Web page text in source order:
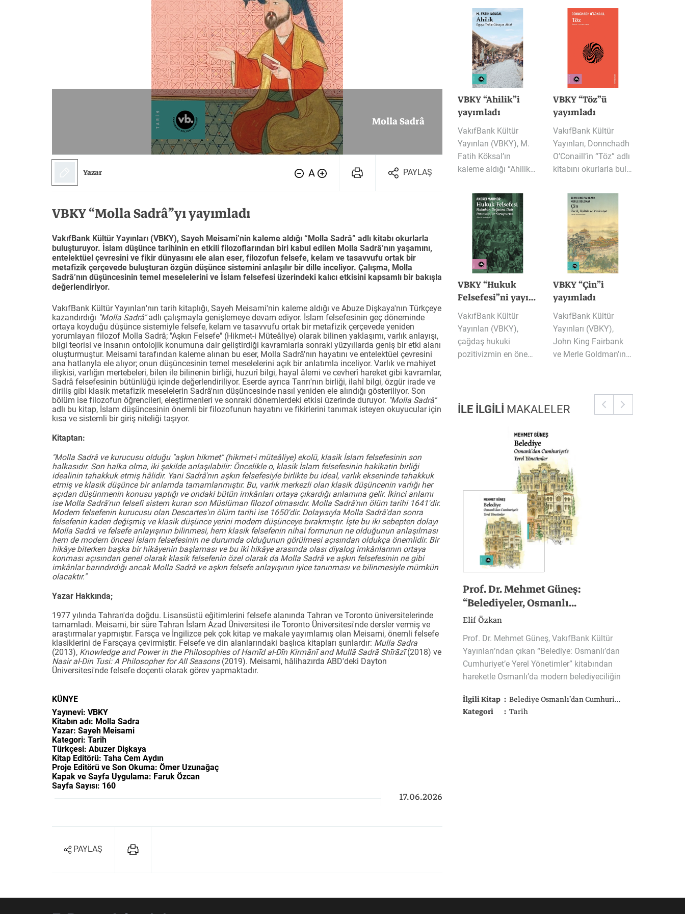
Bilim
Bilim
Felsefe
Tarih
Tarih
Tarih
Molla Sadrâ
Yazar PAYLAŞ
A
VBKY “Molla Sadrâ”yı yayımladı
VakıfBank Kültür Yayınları (VBKY), Sayeh Meisami’nin kaleme aldığı “Molla Sadrâ” adlı kitabı okurlarla
buluşturuyor. İslam düşünce tarihinin en etkili filozoflarından biri kabul edilen Molla Sadrâ’nın yaşamını,
entelektüel çevresini ve fikir dünyasını ele alan eser, filozofun felsefe, kelam ve tasavvufu ortak bir
metafizik çerçevede buluşturan özgün düşünce sistemini anlaşılır bir dille inceliyor. Çalışma, Molla
Sadrâ’nın düşüncesinin temel meselelerini ve İslam felsefesi üzerindeki kalıcı etkisini kapsamlı bir bakışla
değerlendiriyor.
VakıfBank Kültür Yayınları'nın tarih kitaplığı, Sayeh Meisami'nin kaleme aldığı ve Abuze Dişkaya'nın Türkçeye
kazandırdığı "Molla Sadrâ"adlı çalışmayla genişlemeye devam ediyor. İslam felsefesinin geç döneminde
ortaya koyduğu düşünce sistemiyle felsefe, kelam ve tasavvufu ortak bir metafizik çerçevede yeniden
yorumlayan filozof Molla Sadrâ; "Aşkın Felsefe" (Hikmet-i Müteâliye) olarak bilinen yaklaşımı, varlık anlayışı,
bilgi teorisi ve insanın ontolojik konumuna dair geliştirdiği kavramlarla sonraki yüzyıllarda geniş bir etki alanı
oluşturmuştur. Meisami tarafından kaleme alınan bu eser, Molla Sadrâ'nın hayatını ve entelektüel çevresini
ana hatlarıyla ele alıyor; onun düşüncesinin temel meselelerini açık bir anlatımla inceliyor. Varlık ve mahiyet
ilişkisi, varlığın mertebeleri, bilen ile bilinenin birliği, huzurî bilgi, hayal âlemi ve cevherî hareket gibi kavramlar,
Sadrâ felsefesinin bütünlüğü içinde değerlendiriliyor. Eserde ayrıca Tanrı'nın birliği, ilahî bilgi, özgür irade ve
diriliş gibi klasik metafizik meselelerin Sadrâ'nın düşüncesinde nasıl yeniden ele alındığı gösteriliyor. Son
bölüm ise filozofun öğrencileri, eleştirmenleri ve sonraki dönemlerdeki etkisi üzerinde duruyor. "Molla Sadrâ"
adlı bu kitap, İslam düşüncesinin önemli bir filozofunun hayatını ve fikirlerini tanımak isteyen okuyucular için
kısa ve sistemli bir giriş niteliği taşıyor.
Kitaptan:
"Molla Sadrâ ve kurucusu olduğu "aşkın hikmet" (hikmet-i müteâliye) ekolü, klasik İslam felsefesinin son
halkasıdır. Son halka olma, iki şekilde anlaşılabilir: Öncelikle o, klasik İslam felsefesinin hakikatin birliği
idealinin tahakkuk etmiş hâlidir. Yani Sadrâ'nın aşkın felsefesiyle birlikte bu ideal, varlık ekseninde tahakkuk
etmiş ve klasik düşünce bir anlamda tamamlanmıştır. Bu, varlık merkezli olan klasik düşüncenin varlığı her
açıdan düşünmenin konusu yaptığı ve ondaki bütün imkânları ortaya çıkardığı anlamına gelir. İkinci anlamı
ise Molla Sadrâ'nın felsefi sistem kuran son Müslüman filozof olmasıdır. Molla Sadrâ'nın ölüm tarihi 1641'dir.
Modern felsefenin kurucusu olan Descartes'ın ölüm tarihi ise 1650'dir. Dolayısıyla Molla Sadrâ'dan sonra
felsefenin kaderi değişmiş ve klasik düşünce yerini modern düşünceye bırakmıştır. İşte bu iki sebepten dolayı
Molla Sadrâ ve felsefe anlayışının bilinmesi, hem klasik felsefenin nihai formunun ne olduğunun anlaşılması
hem de modern öncesi İslam felsefesinin ne durumda olduğunun görülmesi açısından oldukça önemlidir. Bir
hikâye biterken başka bir hikâyenin başlaması ve bu iki hikâye arasında olası diyalog imkânlarının ortaya
konması açısından genel olarak klasik felsefenin özel olarak da Molla Sadrâ ve aşkın felsefesinin ne gibi
imkânlar barındırdığı ancak Molla Sadrâ ve aşkın felsefe anlayışının iyice tanınması ve bilinmesiyle mümkün
olacaktır."
Yazar Hakkında;
1977 yılında Tahran'da doğdu. Lisansüstü eğitimlerini felsefe alanında Tahran ve Toronto üniversitelerinde
tamamladı. Meisami, bir süre Tahran İslam Azad Üniversitesi ile Toronto Üniversitesi'nde dersler vermiş ve
araştırmalar yapmıştır. Farsça ve İngilizce pek çok kitap ve makale yayımlamış olan Meisami, önemli felsefe
klasiklerini de Farsçaya çevirmiştir. Felsefe ve din alanlarındaki başlıca kitapları şunlardır: Mulla Sadra
(2013), Knowledge and Power in the Philosophies of Hamīd al-Dīn Kirmānī and Mullā Sadrā Shīrāzī(2018) ve
Nasir al-Din Tusi: A Philosopher for All Seasons(2019). Meisami, hâlihazırda ABD'deki Dayton
Üniversitesi'nde felsefe doçenti olarak görev yapmaktadır.
KÜNYE
Yayınevi: VBKY
Kitabın adı: Molla Sadra
Yazar: Sayeh Meisami
Kategori: Tarih
Türkçesi: Abuzer Dişkaya
Kitap Editörü: Taha Cem Aydın
Proje Editörü ve Son Okuma: Ömer Uzunağaç
Kapak ve Sayfa Uygulama: Faruk Özcan
Sayfa Sayısı: 160
17.06.2026
PAYLAŞ
VBKY “Ahilik”i
yayımladı
VakıfBank Kültür
Yayınları (VBKY), M.
Fatih Köksal’ın
kaleme aldığı “Ahilik” adlı kitabı okurlarla buluşturuyor. Bu çalışma, Ahilik’i efsanelerin ve tekrar edilen kabullerin ötesine taşıyarak tarihî kaynaklar ışığında yeniden ele alıyor. Ahilik’in yalnızca geçmişte kalmış bir teşkilat değil; İslami ve tasavvufi kaynaklardan beslenen, dürüstlüğü, adaleti, liyakati, paylaşmayı ve insanı merkeze alan değerleriyle çağları aşan bir ahlak ve hayat anlayışı olduğunu gözler önüne seriyor.
VBKY “Töz”ü
yayımladı
VakıfBank Kültür
Yayınları, Donnchadh
O’Conaill’in “Töz” adlı
kitabını okurlarla buluşturuyor. Çağdaş töz tartışmalarını odağına alan eser, töz kavramını ontolojinin temel kategorilerinden biri olarak ele alırken, metafizik sistemlerdeki yerini ve bir varlığın hangi ölçütlerle töz olarak nitelendirilebileceğini inceliyor. Kitap ayrıca, tözlerin varlığına ilişkin farklı argümanları ve hangi varlıkların töz olarak kabul edilebileceğine dair felsefi yaklaşımları bir araya getiriyor.
VBKY “Hukuk
Felsefesi”ni yayımladı
VakıfBank Kültür
Yayınları (VBKY),
çağdaş hukuki
pozitivizmin en önemli temsilcilerinden Andrei Marmor’un kaleme aldığı “Hukuk Felsefesi” adlı kitabı okurlarla buluşturuyor. Bu kapsamlı çalışma hukuk felsefesinin temel tartışmalarına odaklanıyor; pozitivist gelenekle eleştirel bir diyaloğa girerek geçerlilik, normatiflik, yorum ve hukuk dili etrafındaki meseleleri yoğun fakat anlaşılır bir üslupla ele alıyor.
VBKY “Çin”i
yayımladı
VakıfBank Kültür
Yayınları (VBKY),
John King Fairbank
ve Merle Goldman’ın kaleme aldığı “Çin” adlı kitabı okurlarla buluşturuyor. Bu kapsamlı çalışma Çin’in yükselişini tarihsel derinliğiyle kavramak isteyenler için güçlü ve ufuk açıcı bir rehber olma özelliği taşıyor.
İLE İLGİLİ MAKALELER
Prof. Dr. Mehmet Güneş:
“Belediyeler, Osmanlı...
Elif Özkan
Prof. Dr. Mehmet Güneş, VakıfBank Kültür
Yayınları’ndan çıkan “Belediye: Osmanlı’dan
Cumhuriyet’e Yerel Yönetimler” kitabından
hareketle Osmanlı’da modern belediyeciliğin
İlgili Kitap
Belediye Osmanlı’dan Cumhuriyet’e Yerel Yönetimler
Kategori
Tarih